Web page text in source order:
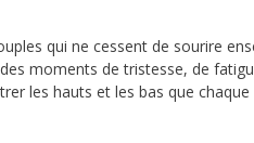
qui ne cessent de sourire
moments de tristesse, de
les hauts et les bas que